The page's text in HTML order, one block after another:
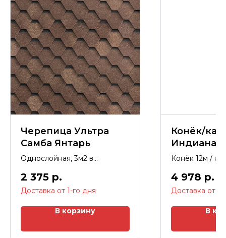
Черепица Ультра
Самба Янтарь
Однослойная, 3м2 в
2 375 р.
В корзину
Конёк/
Индиана
Конёк 12м /
4 978 р.
В